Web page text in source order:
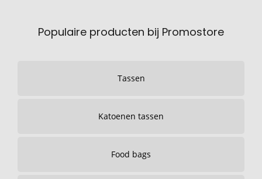
Populaire producten bij Promostore
Tassen
Katoenen tassen
Food bags